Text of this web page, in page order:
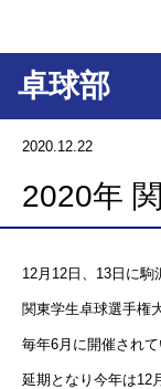
卓球部
2020.12.22
2020年
12月 12 日、 13 日に駒
関東学生卓球選手権
毎年6月に開催され
延期となり今年は12